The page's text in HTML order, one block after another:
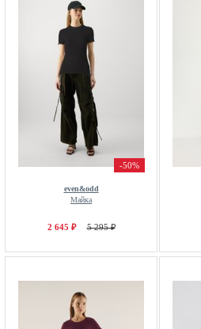
-50%
even&odd
Майка
2 645 ₽ 5 295 ₽